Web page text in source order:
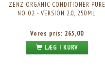
ZENZ ORGANIC CONDITIONER PURE
NO. 02 - VERSION 2.0, 250ML.
Vores pris: 265,00
LÆG I KURV